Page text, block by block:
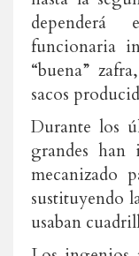
funcionaria
“buena”
sacos
Durante los
grandes han
mecanizado
sustituyendo
usaban